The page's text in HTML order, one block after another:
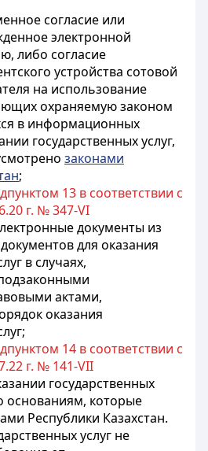
согласие или
электронной
либо согласие
устройства сотовой
на использование
охраняемую законом
в информационных
государственных услуг,
законами
;
13 в соответствии с
г. № 347-VI
документы из
для оказания
в случаях,
актами,
оказания
14 в соответствии с
г. № 141-VII
государственных
основаниям, которые
Республики Казахстан.
услуг не